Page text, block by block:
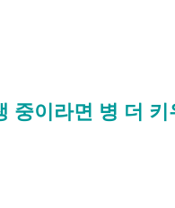
중이라면 병 더 키